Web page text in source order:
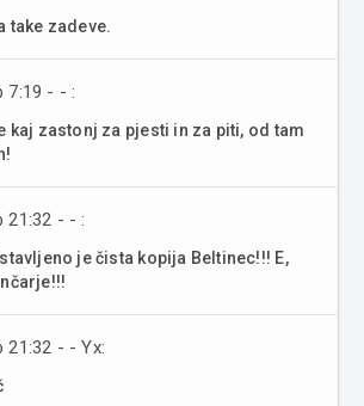
take zadeve.
7:19 - - :
kaj zastonj za pjesti in za piti, od tam
21:32 - - :
je čista kopija Beltinec!!! E,
21:32 - - Yx: